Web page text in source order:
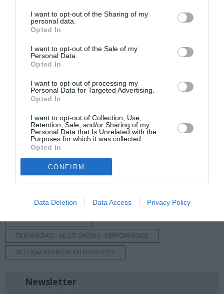
I want to opt-out of the Sharing of my
personal data.
Opted In
I want to opt-out of the Sale of my
Personal Data.
Opted In
I want to opt-out of processing my
Personal Data for Targeted Advertising.
Opted In
I want to opt-out of Collection, Use,
Retention, Sale, and/or Sharing of my
Personal Data that Is Unrelated with the
Purposes for which it was collected.
Opted In
CONFIRM
Data Deletion Data Access Privacy Policy
Eισιτήρια:
από 5€
Πληροφορίες / Κρατήσεις:
Ακολουθήστε το Culturenow.gr στο
μάθετε πρώτοι όλες τις ειδήσεις
Δείτε όλα τατελευταία νέαγια την Τέχνη και τον
Πολιτισμό στο
Νέοι Διαγωνισμοί❯
Tags
ΠΕΙΡΑΜΑΤΙΚΟ - MULTI SHOWS - PERFORMANCE
ΦΕΣΤΙΒΑΛ ΑΘΗΝΩΝ ΚΑΙ ΕΠΙΔΑΥΡΟΥ
Newsletter